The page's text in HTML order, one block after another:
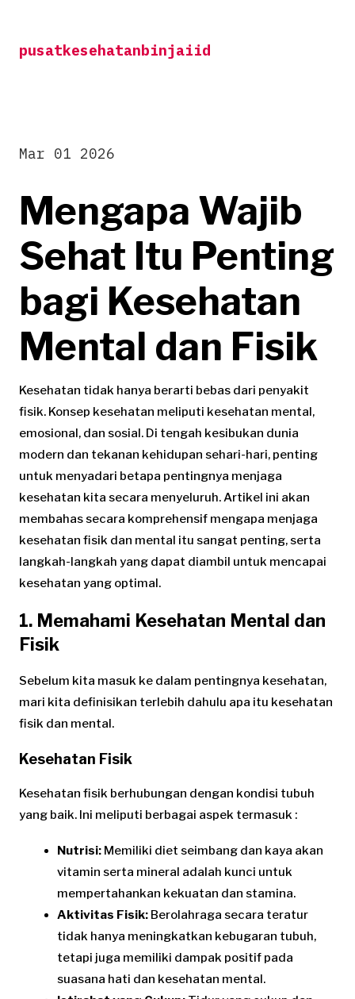
contentpusatkesehatanbinjaiid
Mengapa Wajib
Sehat Itu Penting
bagi Kesehatan
Mental dan Fisik
Mar 01 2026
Kesehatan tidak hanya berarti bebas dari penyakit
fisik. Konsep kesehatan meliputi kesehatan mental,
emosional, dan sosial. Di tengah kesibukan dunia
modern dan tekanan kehidupan sehari-hari, penting
untuk menyadari betapa pentingnya menjaga
kesehatan kita secara menyeluruh. Artikel ini akan
membahas secara komprehensif mengapa menjaga
kesehatan fisik dan mental itu sangat penting, serta
langkah-langkah yang dapat diambil untuk mencapai
kesehatan yang optimal.
1. Memahami Kesehatan Mental dan
Fisik
Sebelum kita masuk ke dalam pentingnya kesehatan,
mari kita definisikan terlebih dahulu apa itu kesehatan
fisik dan mental.
Kesehatan Fisik
Kesehatan fisik berhubungan dengan kondisi tubuh
yang baik. Ini meliputi berbagai aspek termasuk :
Nutrisi: Memiliki diet seimbang dan kaya akan
vitamin serta mineral adalah kunci untuk
mempertahankan kekuatan dan stamina.
Aktivitas Fisik: Berolahraga secara teratur
tidak hanya meningkatkan kebugaran tubuh,
tetapi juga memiliki dampak positif pada
suasana hati dan kesehatan mental.